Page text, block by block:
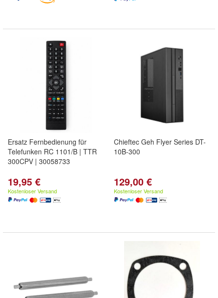
Ersatz Fernbedienung für
Telefunken RC 1101/B | TTR
300CPV | 30058733
19,95 €
Kostenloser Versand
Chieftec Geh Flyer Series DT-
10B-300
129,00 €
Kostenloser Versand